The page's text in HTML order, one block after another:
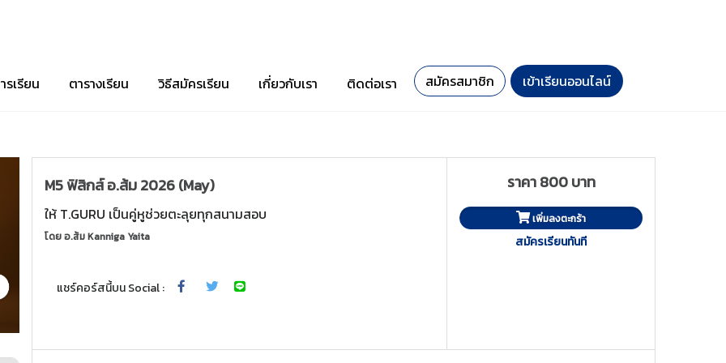
รเรียน ตารางเรียน วิธีสมัครเรียน เกี่ยวกับเรา ติดต่อเรา สมัครสมาชิก เข้าเรียนออนไลน์
M5 ฟิสิกส์ อ.ส้ม 2026 (May)
ให้ T.GURU เป็นคู่หูช่วยตะลุยทุกสนามสอบ
โดยอ.ส้ม Kanniga Yaita
แชร์คอร์สนี้บน Social :
ราคา 800 บาท
เพิ่มลงตะกร้า
สมัครเรียนทันที